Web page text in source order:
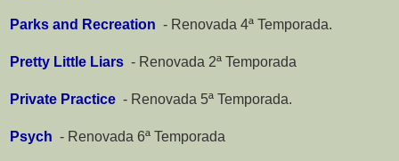
Parks and Recreation - Renovada 4ª Temporada.
Pretty Little Liars - Renovada 2ª Temporada
Private Practice - Renovada 5ª Temporada.
Psych - Renovada 6ª Temporada